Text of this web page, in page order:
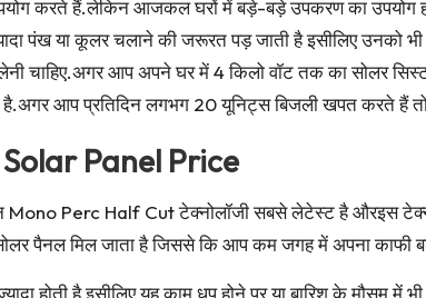
करते हैं.लेकिन आजकल घरों में बड़े-बड़े उपकरण का उपयोग
पंख या कूलर चलाने की जरूरत पड़ जाती है इसीलिए उनको
चाहिए.अगर आप अपने घर में 4 किलो वॉट तक का सोलर
है.अगर आप प्रतिदिन लगभग 20 यूनिट्स बिजली खपत करते हैं
Panel Price
Mono Perc Half Cut टेक्नोलॉजी सबसे लेटेस्ट है औरइस
पैनल मिल जाता है जिससे कि आप कम जगह में अपना काफी
होती है इसीलिए यह काम धूप होने पर या बारिश के मौसम